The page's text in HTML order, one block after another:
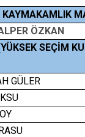
KAYMAKAMLIK
ÖZKAN
SEÇİM
GÜLER